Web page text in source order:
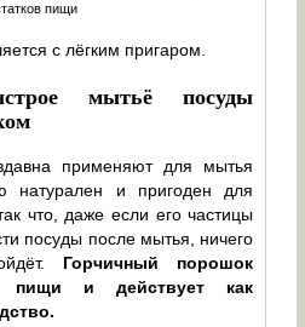
пищи
с лёгким пригаром.
мытьё посуды
применяют для мытья
натурален и пригоден для
что, даже если его частицы
посуды после мытья, ничего
Горчичный порошок
пищи и действует как